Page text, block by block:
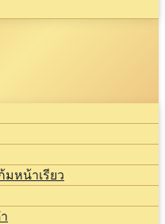
หน้าเรียว